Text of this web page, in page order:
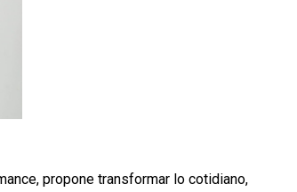
propone transformar lo cotidiano,